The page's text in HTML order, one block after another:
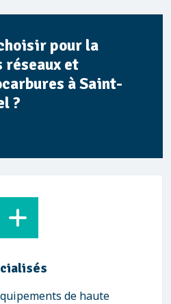
pour la
réseaux et
à Saint-
?
de haute